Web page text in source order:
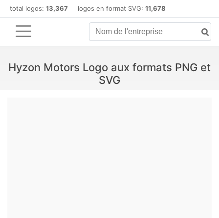
total logos: 13,367 logos en format SVG: 11,678
Hyzon Motors Logo aux formats PNG et
SVG